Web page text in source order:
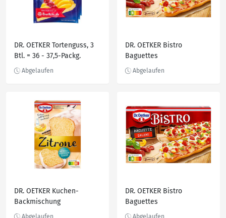
DR. OETKER Tortenguss, 3
Btl. = 36 - 37,5-Packg.
DR. OETKER Bistro
Baguettes
DR. OETKER Kuchen-
Backmischung
DR. OETKER Bistro
Baguettes